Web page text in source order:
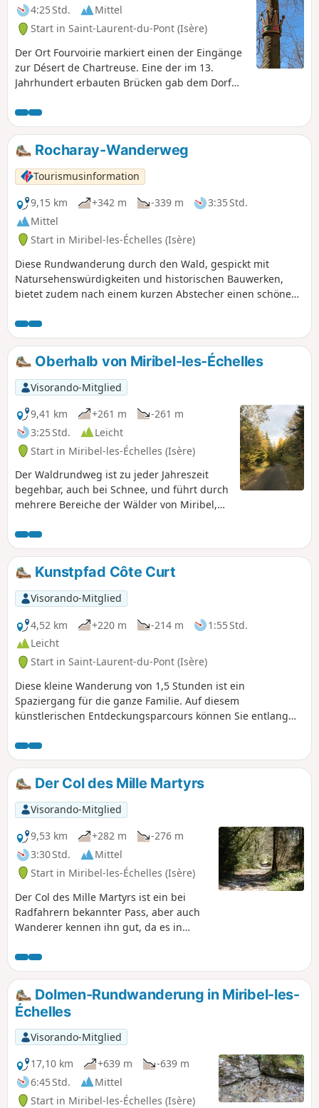
dringend empfohlen, diese Route im
Uhrzeigersinn zu begehen. Es handelt
sich um Berg- und/oder Waldwege mit
allen damit verbundenen Risiken:
herabfallende Äste, Bäume, Steine,
Felsbrocken, Schlammlawinen,
entlang von Schluchten und Felsen .
Verlassen Sie den markierten Weg nicht.
4:25 Std.
Mittel
Start in Saint-Laurent-du-Pont (Isère)
Der Ort Fourvoirie markiert einen der Eingänge
zur Désert de Chartreuse. Eine der im 13.
Jahrhundert erbauten Brücken gab dem Dorf
rechten Ufer des Guiers Mort begannen die
Kartäuser einst eine bedeutende
metallurgische Tätigkeit, die bis heute in der
Ebene von Saint-Laurent fortbesteht. Auf der
anderen Seite des Flusses errichteten die
Mönche eine Brennerei, die 1935 durch einen
Erdrutsch zerstört wurde.
Rocharay-Wanderweg
Tourismusinformation
9,15 km
+342 m -339 m
3:35 Std.
Mittel
Start in Miribel-les-Échelles (Isère)
Diese Rundwanderung durch den Wald, gespickt mit
Natursehenswürdigkeiten und historischen Bauwerken,
bietet zudem nach einem kurzen Abstecher einen schönen
Kulturerbe dieser Route ist erhältlich.
Oberhalb von Miribel-les-Échelles
Visorando-Mitglied
9,41 km
+261 m
-261 m
3:25 Std.
Leicht
Start in Miribel-les-Échelles (Isère)
Der Waldrundweg ist zu jeder Jahreszeit
begehbar, auch bei Schnee, und führt durch
mehrere Bereiche der Wälder von Miribel,
mittelhohe Pässe überquert, den Mille
Martyrs und den Pilori. Genießen Sie auch
einige freie Ausblicke auf der Strecke.
Kunstpfad Côte Curt
Visorando-Mitglied
4,52 km
+220 m -214 m
1:55 Std.
Leicht
Start in Saint-Laurent-du-Pont (Isère)
Diese kleine Wanderung von 1,5 Stunden ist ein
Spaziergang für die ganze Familie. Auf diesem
künstlerischen Entdeckungsparcours können Sie entlang
Straße bewundern und entdecken.
Der Col des Mille Martyrs
Visorando-Mitglied
9,53 km
+282 m
-276 m
3:30 Std.
Mittel
Start in Miribel-les-Échelles (Isère)
Der Col des Mille Martyrs ist ein bei
Radfahrern bekannter Pass, aber auch
Wanderer kennen ihn gut, da es in
gibt. Die vorgeschlagene Wanderung
führt durch eine Landschaft aus Weiden
und Wäldern westlich des Chartreuse-
Massivs und bietet somit einen
Panoramablick auf dieses Gebirge.
Dolmen-Rundwanderung in Miribel-les-
Échelles
Visorando-Mitglied
17,10 km
+639 m
-639 m
6:45 Std.
Mittel
Start in Miribel-les-Échelles (Isère)